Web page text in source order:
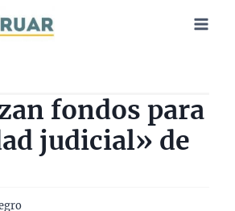
fondos para
judicial» de